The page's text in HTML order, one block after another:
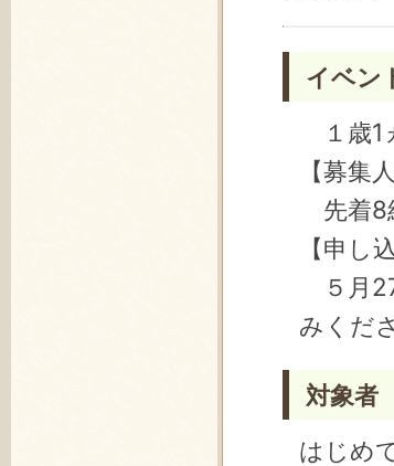
イベン
１歳1
【募集
先着8
【申し
５月
みくだ
対象者
はじめ